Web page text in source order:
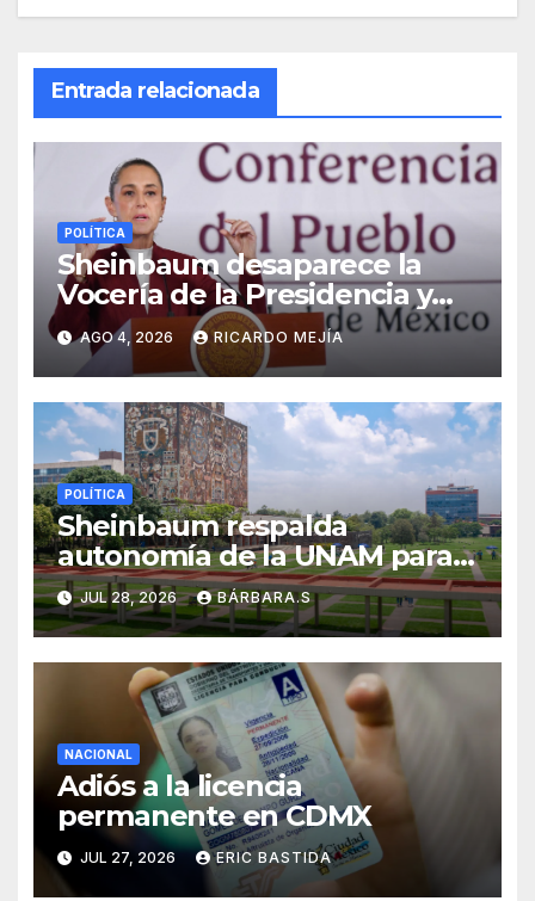
Entrada relacionada
POLÍTICA
Sheinbaum desaparece la
Vocería de la Presidencia y
crea nueva Unidad de
Ayudantía
AGO 4, 2026 RICARDO MEJÍA
POLÍTICA
Sheinbaum respalda
autonomía de la UNAM para
resolver polémica por
examen de ingreso
JUL 28, 2026 BÁRBARA.S
NACIONAL
Adiós a la licencia
permanente en CDMX
JUL 27, 2026 ERIC BASTIDA